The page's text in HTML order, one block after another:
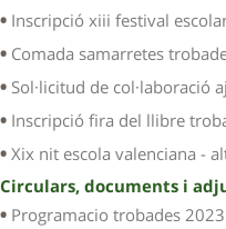
Inscripció xiii festival
Comada samarretes
Sol·licitud de col·laboració
Inscripció fira del llibre
Xix nit escola valenciana -
Circulars, documents i
Programacio trobades 2023